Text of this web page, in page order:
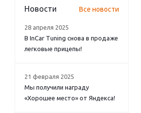
Новости Все новости
28 апреля 2025
В InCar Tuning снова в продаже
легковые прицепы!
21 февраля 2025
Мы получили награду
«Хорошее место» от Яндекса!